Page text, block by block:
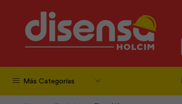
Más Categorías